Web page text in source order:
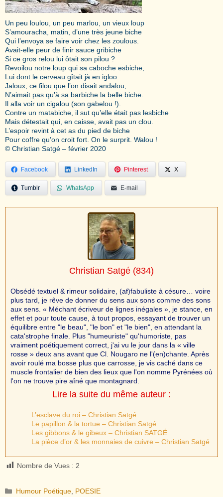
Un peu loulou, un peu marlou, un vieux loup
S’amouracha, matin, d’une très jeune biche
Qui l’envoya se faire voir chez les zoulous.
Avait-elle peur de finir sauce gribiche
Si ce gros relou lui ôtait son pilou ?
Revoilou notre loup qui sa caboche esbiche,
Lui dont le cerveau gîtait jà en igloo.
Jaloux, ce filou que l’on disait andalou,
N’aimait pas qu’à sa barbiche la belle biche.
Il alla voir un cigalou (son gabelou !).
Contre un matabiche, il sut qu’elle était pas lesbiche
Mais détestait qui, en caisse, avait pas un clou.
L’espoir revint à cet as du pied de biche
Pour coffre qu’on croit fort. On le surprit. Walou !
© Christian Satgé – février 2020
Facebook LinkedIn Pinterest X
Tumblr WhatsApp E-mail
Christian Satgé (834)
Obsédé textuel & rimeur solidaire, (af)fabuliste à césure… voire
plus tard, je rêve de donner du sens aux sons comme des sons
aux sens. « Méchant écriveur de lignes inégales », je stance, en
effet et pour toute cause, à tout propos, essayant de trouver un
équilibre entre "le beau", "le bon" et "le bien", en attendant la
cata'strophe finale. Plus "humeuriste" qu'humoriste, pas
vraiment poétiquement correct, j'ai vu le jour dans la « ville
rosse » deux ans avant que Cl. Nougaro ne l'(en)chante. Après
avoir roulé ma bosse plus que carrosse, je vis caché dans ce
muscle frontalier de bien des lieux que l'on nomme Pyrénées où
l'on ne trouve pire aîné que montagnard.
Lire la suite du même auteur :
L’esclave du roi – Christian Satgé
Le papillon & la tortue – Christian Satgé
Les gibbons & le gibeux – Christian SATGÉ
La pièce d’or & les monnaies de cuivre – Christian Satgé
Nombre de Vues : 2
Catégories
Humour Poétique POESIE